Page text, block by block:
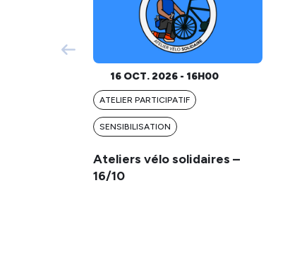
16 OCT. 2026 - 16H00
ATELIER PARTICIPATIF
SENSIBILISATION
Ateliers vélo solidaires –
16/10